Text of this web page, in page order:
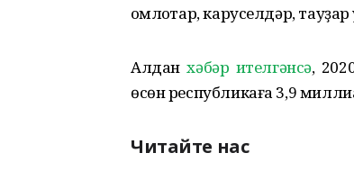
ҡомлоҡтар, каруселдәр, тауҙар
Алданхәбәр ителгәнсә,
өсөн республикаға 3,9
Читайте нас